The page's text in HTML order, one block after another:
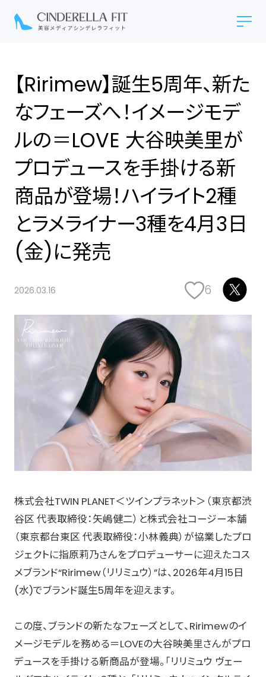
【Ririmew】誕生5周年、新た
なフェーズへ！イメージモデ
ルの＝LOVE 大谷映美里が
プロデュースを手掛ける新
商品が登場！ハイライト2種
とラメライナー3種を4月3日
(金)に発売
2026.03.16 6
株式会社TWIN PLANET＜ツインプラネット＞（東京都渋
谷区 代表取締役：矢嶋健二）と株式会社コージー本舗
（東京都台東区 代表取締役：小林義典）が協業したプロ
ジェクトに指原莉乃さんをプロデューサーに迎えたコス
メブランド“Ririmew（リリミュウ）”は、2026年4月15日
(水)でブランド誕生5周年を迎えます。
この度、ブランドの新たなフェーズとして、Ririmewのイ
メージモデルを務める＝LOVEの大谷映美里さんがプロ
デュースを手掛ける新商品が登場。「リリミュウ ヴェー